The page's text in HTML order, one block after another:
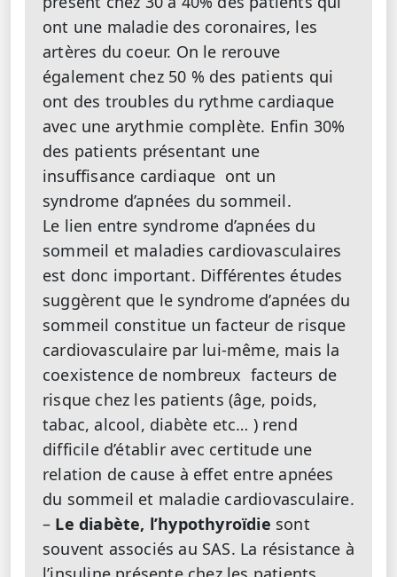
ont une maladie des coronaires, les
artères du coeur. On le rerouve
également chez 50 % des patients qui
ont des troubles du rythme cardiaque
avec une arythmie complète. Enfin 30%
des patients présentant une
insuffisance cardiaque ont un
syndrome d’apnées du sommeil.
Le lien entre syndrome d’apnées du
sommeil et maladies cardiovasculaires
est donc important. Différentes études
suggèrent que le syndrome d’apnées du
sommeil constitue un facteur de risque
cardiovasculaire par lui-même, mais la
coexistence de nombreux facteurs de
risque chez les patients (âge, poids,
tabac, alcool, diabète etc… ) rend
difficile d’établir avec certitude une
relation de cause à effet entre apnées
du sommeil et maladie cardiovasculaire.
– Le diabète, l’hypothyroïdie sont
souvent associés au SAS. La résistance à